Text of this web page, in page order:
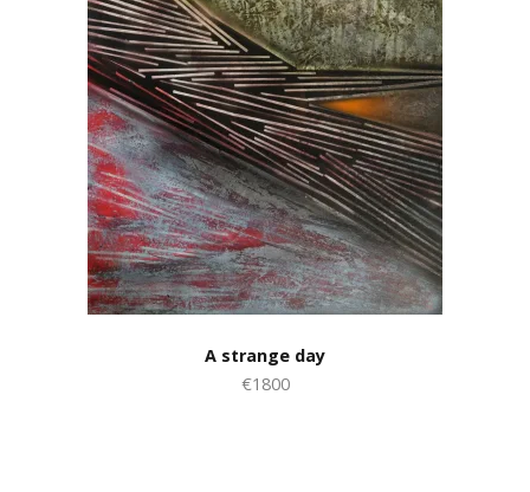
A strange day
€1800